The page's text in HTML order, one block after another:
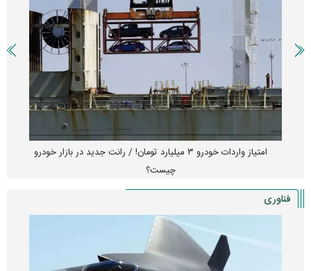
امتیاز واردات خودرو ۳ میلیارد تومان! / رانت جدید در بازار خودرو
چیست؟
فناوری